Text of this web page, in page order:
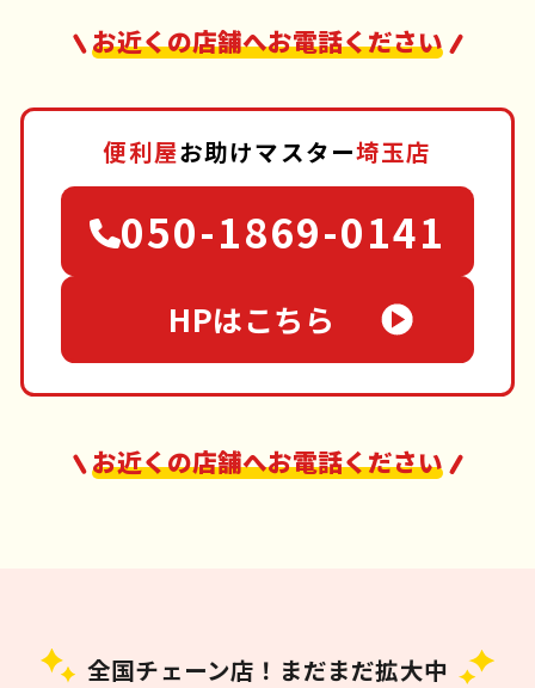
お近くの店舗へお電話ください
便利屋お助けマスター埼玉店
050-1869-0141
HPはこちら
お近くの店舗へお電話ください
全国チェーン店！まだまだ拡大中